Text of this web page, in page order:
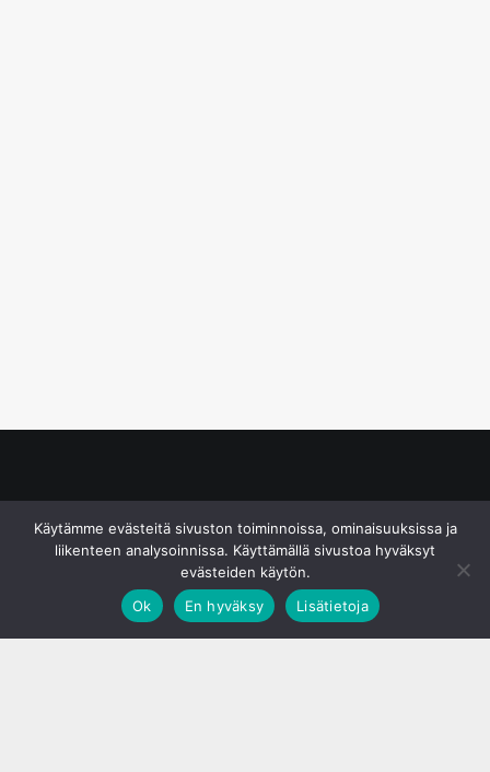
Käytämme evästeitä sivuston toiminnoissa, ominaisuuksissa ja
liikenteen analysoinnissa. Käyttämällä sivustoa hyväksyt
evästeiden käytön.
Ok
En hyväksy Lisätietoja